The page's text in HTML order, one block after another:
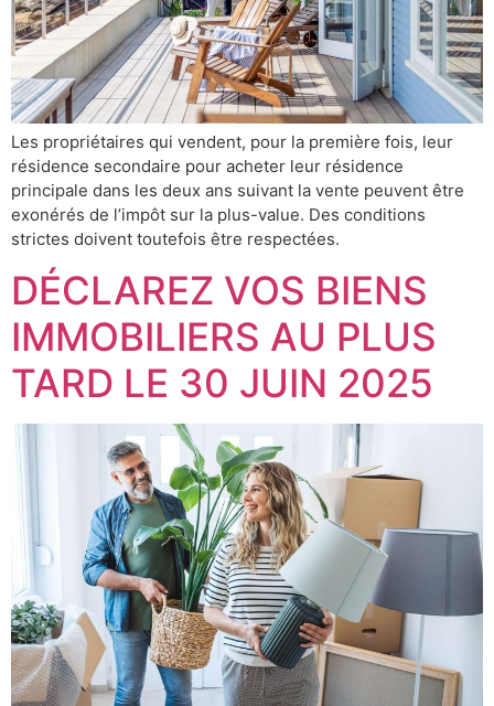
Les propriétaires qui vendent, pour la première fois, leur
résidence secondaire pour acheter leur résidence
principale dans les deux ans suivant la vente peuvent être
exonérés de l’impôt sur la plus-value. Des conditions
strictes doivent toutefois être respectées.
DÉCLAREZ VOS BIENS
IMMOBILIERS AU PLUS
TARD LE 30 JUIN 2025